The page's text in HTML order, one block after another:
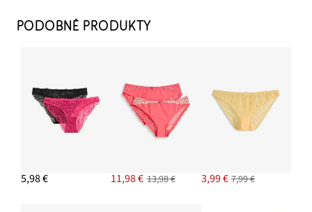
PODOBNÉ PRODUKTY
5,98 € 11,98 € 13,98 € 3,99 € 7,99 €